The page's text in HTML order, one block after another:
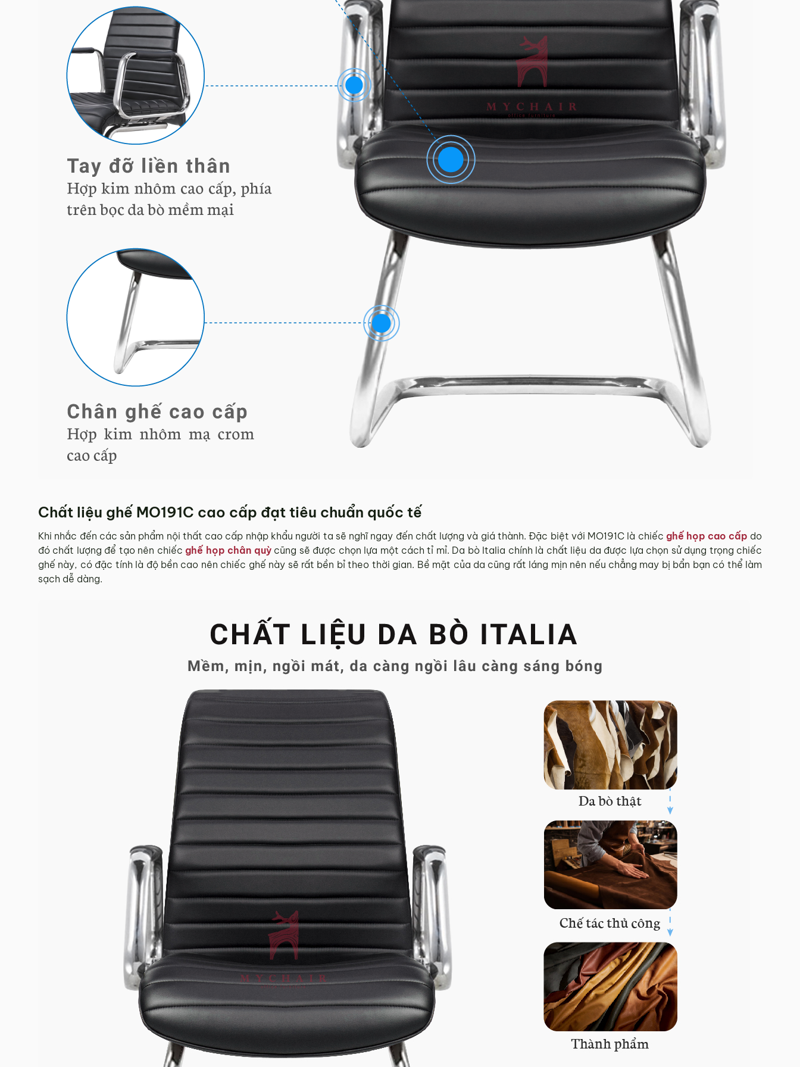
Chất liệu ghế MO191C cao cấp đạt tiêu chuẩn quốc tế
Khi nhắc đến các sản phẩm nội thất cao cấp nhập khẩu người ta sẽ nghĩ ngay đến chất lượng và giá thành. Đặc biệt với MO191C là chiếc ghế họp cao cấp do
đó chất lượng để tạo nên chiếcghế họp chân quỳcũng sẽ được chọn lựa một cách tỉ mỉ. Da bò Italia chính là chất liệu da được lựa chọn sử dụng trọng chiếc
ghế này, có đặc tính là độ bền cao nên chiếc ghế này sẽ rất bền bỉ theo thời gian. Bề mặt của da cũng rất láng mịn nên nếu chẳng may bị bẩn bạn có thể làm
sạch dễ dàng.
0942 902 468(Call, Zalo)
info@mychair.vn